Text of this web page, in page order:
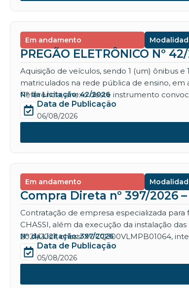
Em andamento
PREGÃO ELETRÔNICO Nº
Aquisição de veículos, sendo 1 (um) ônibus
matriculados na rede pública de ensino, em
Referência, anexo deste instrumento
Nº da Licitação: 42/2026
Data de Publicação
06/08/2026
Em andamento
Compra Direta nº 397/2026 –
Contratação de empresa especializada para
CHASSI, além da execução da instalação
2021/2021, chassi XUCQ300VLMPB01064,
Nº da Licitação: 397/2026
Data de Publicação
05/08/2026